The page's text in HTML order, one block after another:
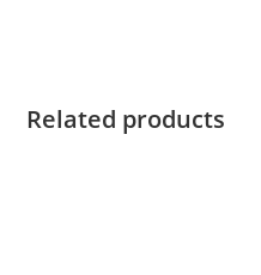
Related products